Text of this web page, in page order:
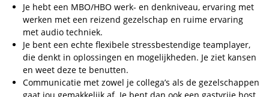
Je hebt een MBO/HBO werk- en denkniveau, ervaring met
werken met een reizend gezelschap en ruime ervaring
met audio techniek.
Je bent een echte flexibele stressbestendige teamplayer,
die denkt in oplossingen en mogelijkheden. Je ziet kansen
en weet deze te benutten.
Communicatie met zowel je collega’s als de gezelschappen
gaat jou gemakkelijk af. Je bent dan ook een gastvrije host